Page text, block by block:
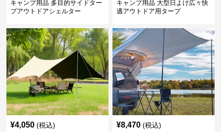
キャンプ用品 多目的サイドター
プアウトドアシェルター
キャンプ用品 大型日よけ広々快
適アウトドア用タープ
¥4,050 (税込) ¥8,470 (税込)